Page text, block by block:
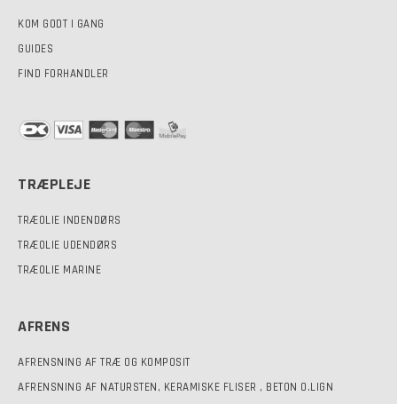
KOM GODT I GANG
GUIDES
FIND FORHANDLER
TRÆPLEJE
TRÆOLIE INDENDØRS
TRÆOLIE UDENDØRS
TRÆOLIE MARINE
AFRENS
AFRENSNING AF TRÆ OG KOMPOSIT
AFRENSNING AF NATURSTEN, KERAMISKE FLISER , BETON O.LIGN